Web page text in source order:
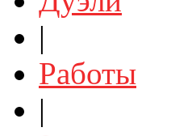
|
Работы
|